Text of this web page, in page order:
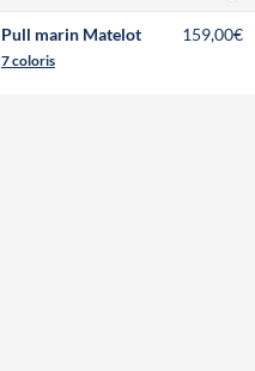
Pull marin Matelot
7 coloris
159,00€